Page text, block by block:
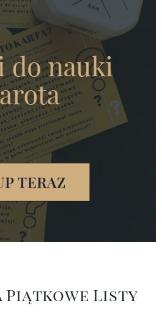
Piątkowe Listy